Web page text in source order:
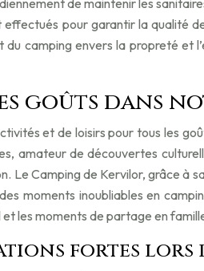
de maintenir les
pour garantir la qualité
camping envers la propreté et
goûts dans
et de loisirs pour tous les
amateur de découvertes
Le Camping de Kervilor, grâce à
moments inoubliables en
les moments de partage en
fortes